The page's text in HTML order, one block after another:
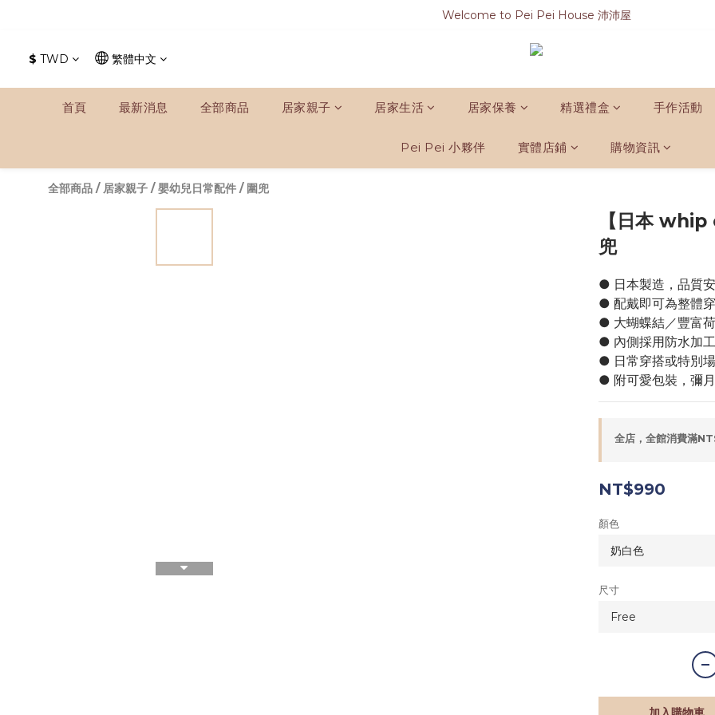
Welcome to Pei Pei House 沛沛屋
$ TWD 繁體中文
首頁 最新消息 全部商品 居家親子 居家生活 居家保養 精選禮盒 手作活動
Pei Pei 小夥伴 實體店鋪 購物資訊
全部商品 / 居家親子 /嬰幼兒日常配件 / 圍兜
【日本
兜
● 日本製造，品質
● 配戴即可為整體
● 大蝴蝶結／豐富
● 內側採用防水加
● 日常穿搭或特別
● 附可愛包裝，彌
全店，全館消費滿
NT$990
顏色
尺寸